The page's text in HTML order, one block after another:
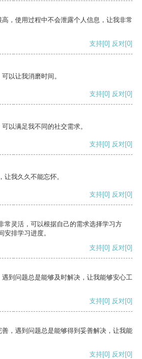
，使用过程中不会泄露个人信息，让我非常
支持[0] 反对[0]
以让我消磨时间。
支持[0] 反对[0]
以满足我不同的社交需求。
支持[0] 反对[0]
我久久不能忘怀。
支持[0] 反对[0]
常灵活，可以根据自己的需求选择学习方
安排学习进度。
支持[0] 反对[0]
到问题总是能够及时解决，让我能够安心工
支持[0] 反对[0]
，遇到问题总是能够得到妥善解决，让我能
支持[0] 反对[0]